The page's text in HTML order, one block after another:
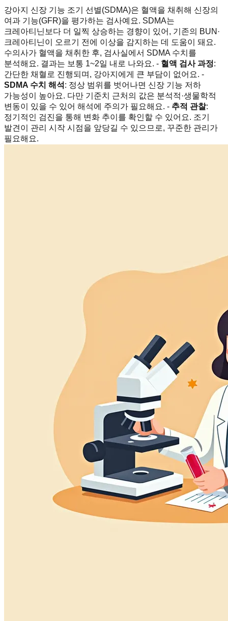
강아지 신장 기능 조기 선별(SDMA)은 혈액을 채취해 신장의
여과 기능(GFR)을 평가하는 검사예요. SDMA는
크레아티닌보다 더 일찍 상승하는 경향이 있어, 기존의 BUN·
크레아티닌이 오르기 전에 이상을 감지하는 데 도움이 돼요.
수의사가 혈액을 채취한 후, 검사실에서 SDMA 수치를
분석해요. 결과는 보통 1~2일 내로 나와요. - 혈액 검사 과정:
간단한 채혈로 진행되며, 강아지에게 큰 부담이 없어요. -
SDMA 수치 해석 : 정상 범위를 벗어나면 신장 기능 저하
가능성이 높아요. 다만 기준치 근처의 값은 분석적·생물학적
변동이 있을 수 있어 해석에 주의가 필요해요. - 추적 관찰:
정기적인 검진을 통해 변화 추이를 확인할 수 있어요. 조기
발견이 관리 시작 시점을 앞당길 수 있으므로, 꾸준한 관리가
필요해요.